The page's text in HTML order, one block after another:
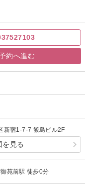
約へ進む
新宿1-7-7 飯島ビル2F
を見る
苑前駅 徒歩0分